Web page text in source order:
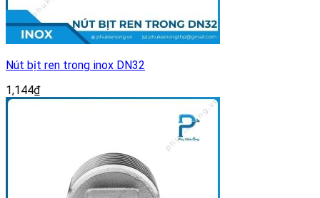
Nút bịt ren trong inox DN32
1,144₫